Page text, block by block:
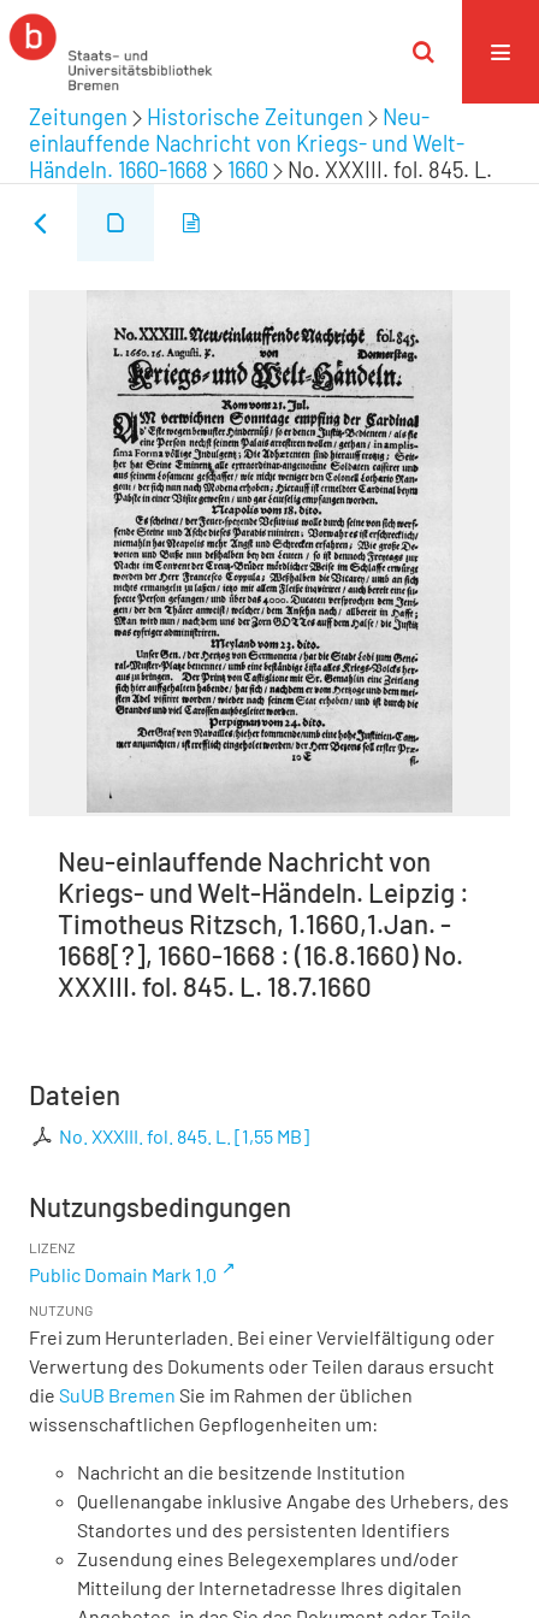
Zeitungen Historische Zeitungen
Neu-
einlauffende Nachricht von Kriegs- und Welt-
Händeln. 1660-1668
1660 No. XXXIII. fol. 845. L.
Neu-einlauffende Nachricht von
Kriegs- und Welt-Händeln. Leipzig :
Timotheus Ritzsch, 1.1660,1.Jan. -
1668[?], 1660-1668 : (16.8.1660) No.
XXXIII. fol. 845. L. 18.7.1660
Dateien
No. XXXIII. fol. 845. L. [1,55 MB]
Nutzungsbedingungen
LIZENZ
Public Domain Mark 1.0
NUTZUNG
Frei zum Herunterladen. Bei einer Vervielfältigung oder
Verwertung des Dokuments oder Teilen daraus ersucht
die SuUB Bremen Sie im Rahmen der üblichen
wissenschaftlichen Gepflogenheiten um:
Nachricht an die besitzende Institution
Quellenangabe inklusive Angabe des Urhebers, des
Standortes und des persistenten Identifiers
Zusendung eines Belegexemplares und/oder
Mitteilung der Internetadresse Ihres digitalen